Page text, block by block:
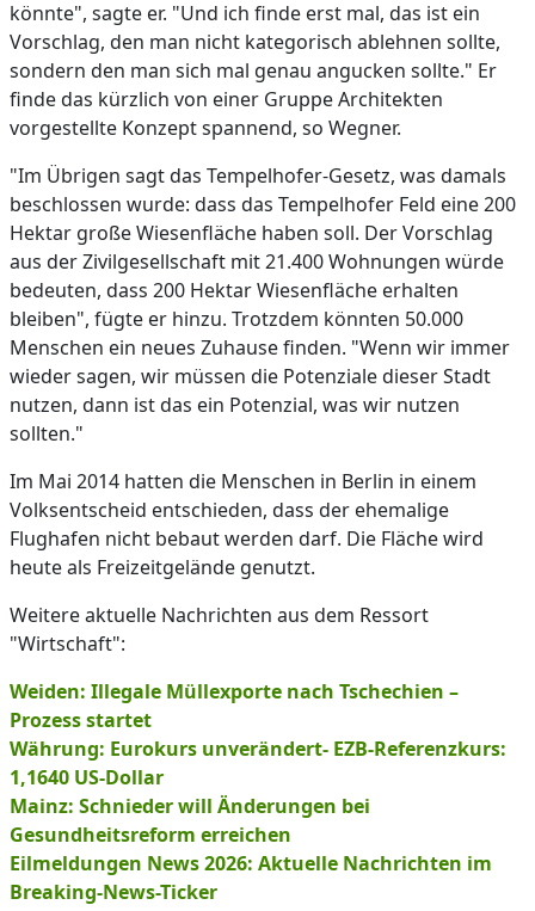
könnte", sagte er. "Und ich finde erst mal, das ist ein
Vorschlag, den man nicht kategorisch ablehnen sollte,
sondern den man sich mal genau angucken sollte." Er
finde das kürzlich von einer Gruppe Architekten
vorgestellte Konzept spannend, so Wegner.
"Im Übrigen sagt das Tempelhofer-Gesetz, was damals
beschlossen wurde: dass das Tempelhofer Feld eine 200
Hektar große Wiesenfläche haben soll. Der Vorschlag
aus der Zivilgesellschaft mit 21.400 Wohnungen würde
bedeuten, dass 200 Hektar Wiesenfläche erhalten
bleiben", fügte er hinzu. Trotzdem könnten 50.000
Menschen ein neues Zuhause finden. "Wenn wir immer
wieder sagen, wir müssen die Potenziale dieser Stadt
nutzen, dann ist das ein Potenzial, was wir nutzen
sollten."
Im Mai 2014 hatten die Menschen in Berlin in einem
Volksentscheid entschieden, dass der ehemalige
Flughafen nicht bebaut werden darf. Die Fläche wird
heute als Freizeitgelände genutzt.
Weitere aktuelle Nachrichten aus dem Ressort
"Wirtschaft":
Weiden: Illegale Müllexporte nach Tschechien –
Prozess startet
Währung: Eurokurs unverändert- EZB-Referenzkurs:
1,1640 US-Dollar
Mainz: Schnieder will Änderungen bei
Gesundheitsreform erreichen
Eilmeldungen News 2026: Aktuelle Nachrichten im
Breaking-News-Ticker